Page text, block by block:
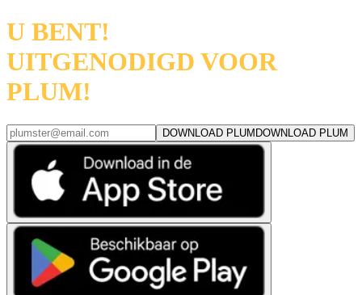
U BENT!
UITGENODIGD VOOR
PLUM!
DOWNLOAD PLUM DOWNLOAD PLUM